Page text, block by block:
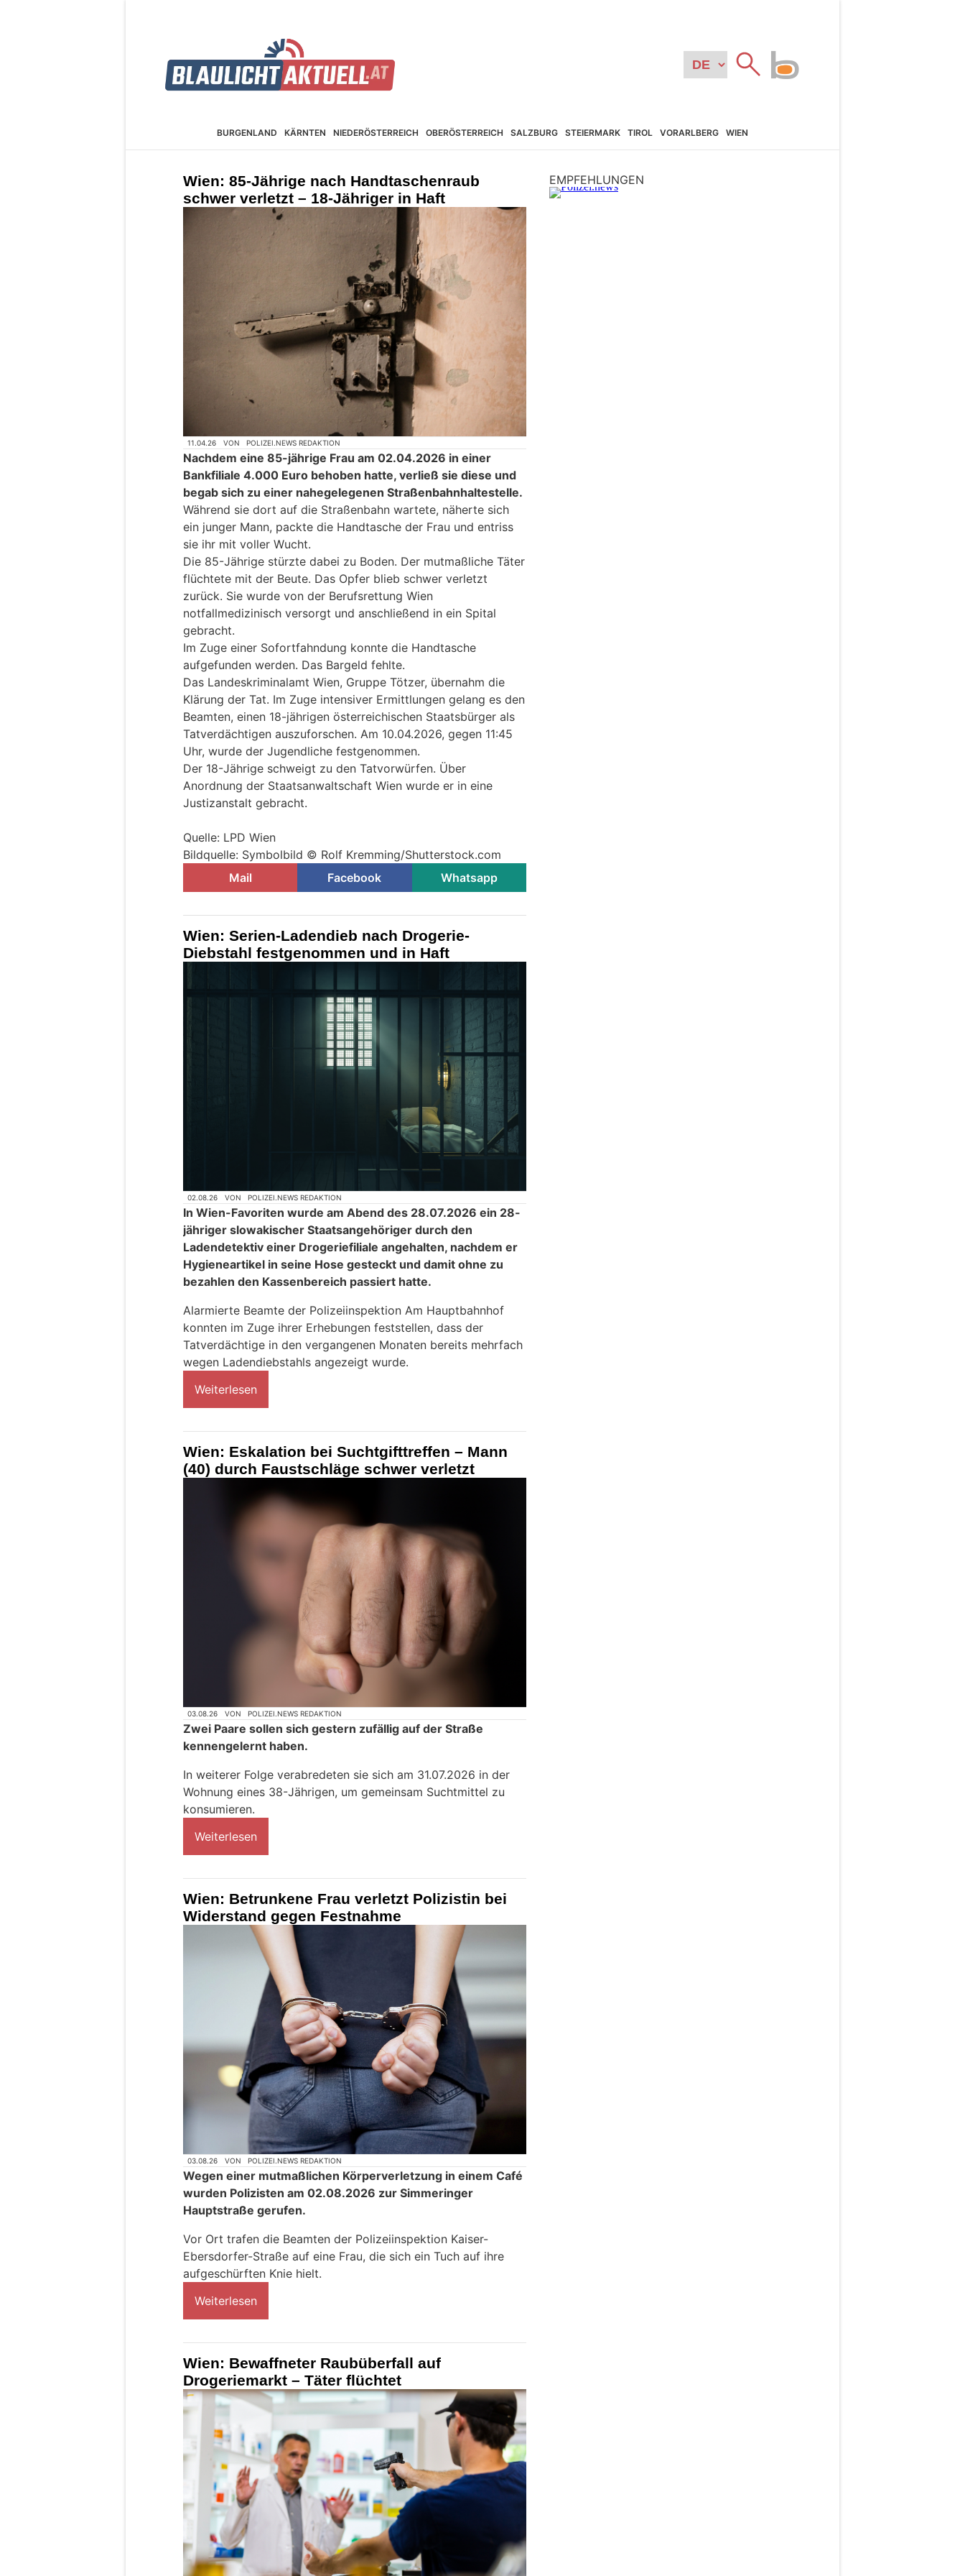
BURGEN­LAND KÄRNTEN NIEDER­ÖSTERREICH OBER­ÖSTERREICH SALZBURG STEIER­MARK TIROL VORARL­BERG WIEN
Wien: 85-Jährige nach Handtaschenraub
schwer verletzt – 18-Jähriger in Haft
11.04.26 VON POLIZEI.NEWS REDAKTION
Nachdem eine 85-jährige Frau am 02.04.2026 in einer
Bankfiliale 4.000 Euro behoben hatte, verließ sie diese und
begab sich zu einer nahegelegenen Straßenbahnhaltestelle.
Während sie dort auf die Straßenbahn wartete, näherte sich
ein junger Mann, packte die Handtasche der Frau und entriss
sie ihr mit voller Wucht.
Die 85-Jährige stürzte dabei zu Boden. Der mutmaßliche Täter
flüchtete mit der Beute. Das Opfer blieb schwer verletzt
zurück. Sie wurde von der Berufsrettung Wien
notfallmedizinisch versorgt und anschließend in ein Spital
gebracht.
Im Zuge einer Sofortfahndung konnte die Handtasche
aufgefunden werden. Das Bargeld fehlte.
Das Landeskriminalamt Wien, Gruppe Tötzer, übernahm die
Klärung der Tat. Im Zuge intensiver Ermittlungen gelang es den
Beamten, einen 18-jährigen österreichischen Staatsbürger als
Tatverdächtigen auszuforschen. Am 10.04.2026, gegen 11:45
Uhr, wurde der Jugendliche festgenommen.
Der 18-Jährige schweigt zu den Tatvorwürfen. Über
Anordnung der Staatsanwaltschaft Wien wurde er in eine
Justizanstalt gebracht.
Quelle: LPD Wien
Bildquelle: Symbolbild © Rolf Kremming/Shutterstock.com
Mail
Facebook Whatsapp
Wien: Serien-Ladendieb nach Drogerie-
Diebstahl festgenommen und in Haft
02.08.26 VON POLIZEI.NEWS REDAKTION
In Wien-Favoriten wurde am Abend des 28.07.2026 ein 28-
jähriger slowakischer Staatsangehöriger durch den
Ladendetektiv einer Drogeriefiliale angehalten, nachdem er
Hygieneartikel in seine Hose gesteckt und damit ohne zu
bezahlen den Kassenbereich passiert hatte.
Alarmierte Beamte der Polizeiinspektion Am Hauptbahnhof
konnten im Zuge ihrer Erhebungen feststellen, dass der
Tatverdächtige in den vergangenen Monaten bereits mehrfach
wegen Ladendiebstahls angezeigt wurde.
Weiterlesen
Wien: Eskalation bei Suchtgifttreffen – Mann
(40) durch Faustschläge schwer verletzt
03.08.26 VON POLIZEI.NEWS REDAKTION
Zwei Paare sollen sich gestern zufällig auf der Straße
kennengelernt haben.
In weiterer Folge verabredeten sie sich am 31.07.2026 in der
Wohnung eines 38-Jährigen, um gemeinsam Suchtmittel zu
konsumieren.
Weiterlesen
Wien: Betrunkene Frau verletzt Polizistin bei
Widerstand gegen Festnahme
03.08.26 VON POLIZEI.NEWS REDAKTION
Wegen einer mutmaßlichen Körperverletzung in einem Café
wurden Polizisten am 02.08.2026 zur Simmeringer
Hauptstraße gerufen.
Vor Ort trafen die Beamten der Polizeiinspektion Kaiser-
Ebersdorfer-Straße auf eine Frau, die sich ein Tuch auf ihre
aufgeschürften Knie hielt.
Weiterlesen
Wien: Bewaffneter Raubüberfall auf
Drogeriemarkt – Täter flüchtet
EMPFEHLUNGEN